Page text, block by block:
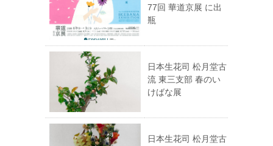
77回 華道京展 に出
瓶
日本生花司 松月堂古
流 東三支部 春のい
けばな展
日本生花司 松月堂古